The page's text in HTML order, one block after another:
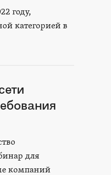
году,
категорией в
для
компаний